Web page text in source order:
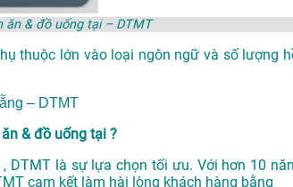
& đồ uống tại – DTMT
thuộc lớn vào loại ngôn ngữ và số lượng
– DTMT
& đồ uống tại ?
DTMT là sự lựa chọn tối ưu. Với hơn 10
cam kết làm hài lòng khách hàng bằng